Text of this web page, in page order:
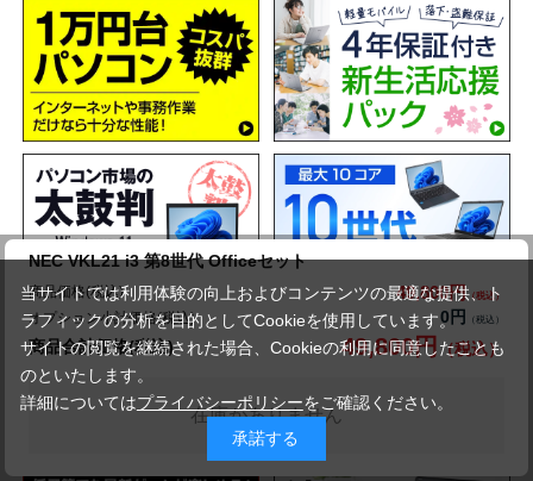
NEC VKL21 i3 第8世代 Officeセット
商品価格(税込) 49,800円
オプション小計価格(税込)
0円
商品合計価格(税込)
49,800円
在庫がありません
当サイトでは利用体験の向上およびコンテンツの最適な提供、ト
ラフィックの分析を目的としてCookieを使用しています。
サイトの閲覧を継続された場合、Cookieの利用に同意したことも
のといたします。
詳細についてはプライバシーポリシーをご確認ください。
承諾する